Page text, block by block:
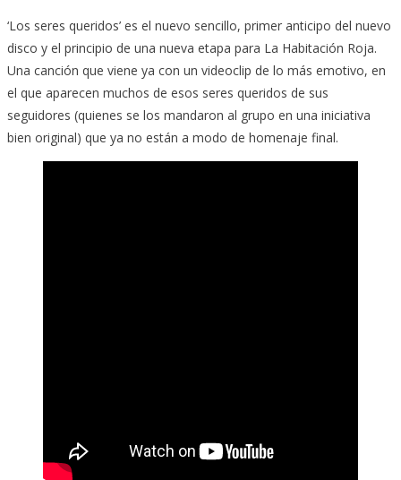
‘Los seres queridos’ es el nuevo sencillo, primer anticipo del nuevo
disco y el principio de una nueva etapa para La Habitación Roja.
Una canción que viene ya con un videoclip de lo más emotivo, en
el que aparecen muchos de esos seres queridos de sus
seguidores (quienes se los mandaron al grupo en una iniciativa
bien original) que ya no están a modo de homenaje final.